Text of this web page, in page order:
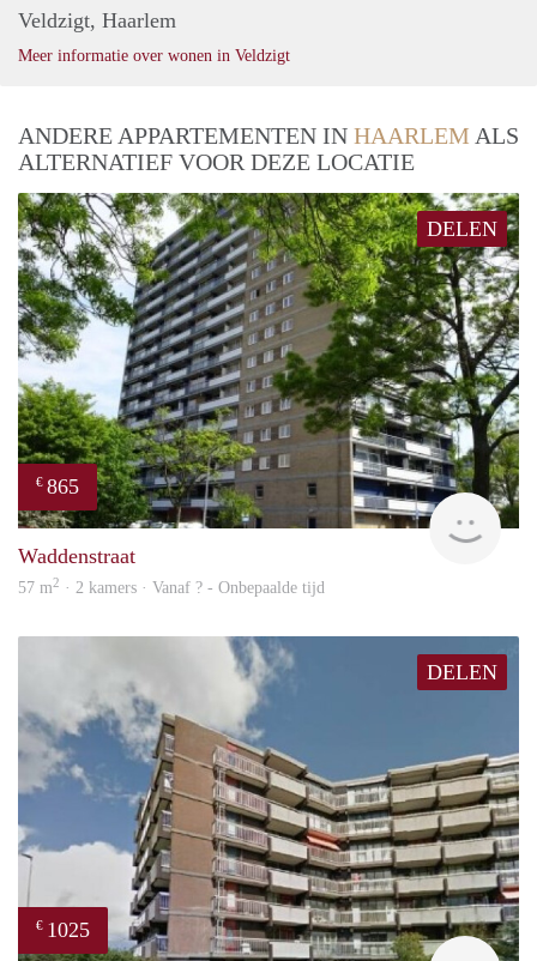
Veldzigt, Haarlem
Meer informatie over wonen in Veldzigt
ANDERE APPARTEMENTEN IN HAARLEM ALS
ALTERNATIEF VOOR DEZE LOCATIE
DELEN
€ 865
rent
Waddenstraat
57 m2 · 2 kamers · Vanaf ? - Onbepaalde tijd
DELEN
€ 1025